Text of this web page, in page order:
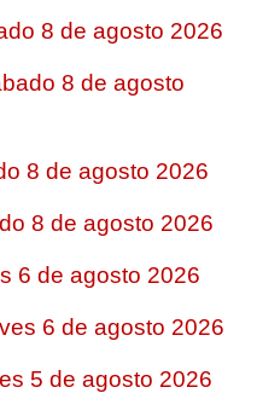
8 de agosto 2026
8 de agosto
8 de agosto 2026
8 de agosto 2026
6 de agosto 2026
6 de agosto 2026
5 de agosto 2026